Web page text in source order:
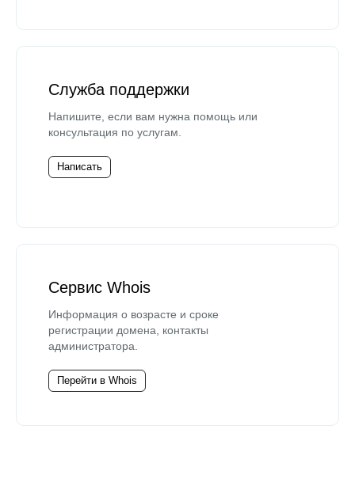
Служба поддержки
Напишите, если вам нужна помощь или
консультация по услугам.
Написать
Сервис Whois
Информация о возрасте и сроке
регистрации домена, контакты
администратора.
Перейти в Whois